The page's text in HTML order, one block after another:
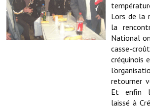
Le bulletin municipal : Fressinfo & Le
Toutes les publications
Le village dans l'intercommunalité
Lors de la
la
National
casse-
créquinois
retourner
Et enfin
laissé à